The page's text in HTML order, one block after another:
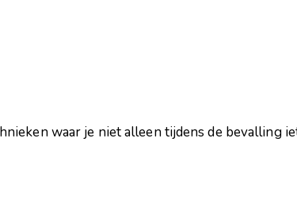
waar je niet alleen tijdens de bevalling